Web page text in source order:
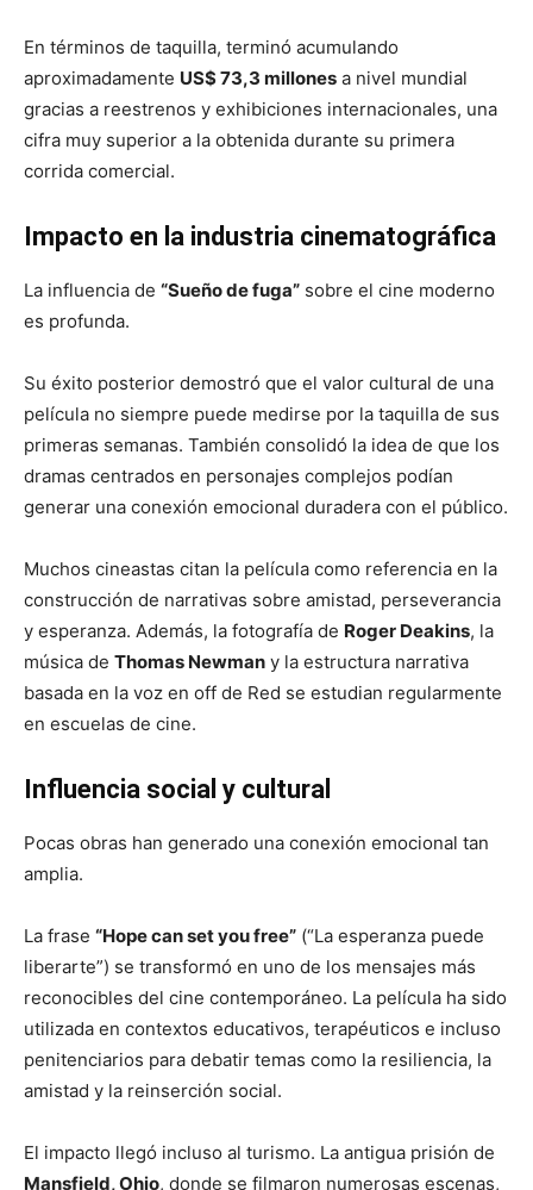
En términos de taquilla, terminó acumulando
aproximadamente US$ 73,3 millones a nivel mundial
gracias a reestrenos y exhibiciones internacionales, una
cifra muy superior a la obtenida durante su primera
corrida comercial.
Impacto en la industria cinematográfica
La influencia de “Sueño de fuga” sobre el cine moderno
es profunda.
Su éxito posterior demostró que el valor cultural de una
película no siempre puede medirse por la taquilla de sus
primeras semanas. También consolidó la idea de que los
dramas centrados en personajes complejos podían
generar una conexión emocional duradera con el público.
Muchos cineastas citan la película como referencia en la
construcción de narrativas sobre amistad, perseverancia
y esperanza. Además, la fotografía de Roger Deakins, la
música de Thomas Newman y la estructura narrativa
basada en la voz en off de Red se estudian regularmente
en escuelas de cine.
Influencia social y cultural
Pocas obras han generado una conexión emocional tan
amplia.
La frase “Hope can set you free” (“La esperanza puede
liberarte”) se transformó en uno de los mensajes más
reconocibles del cine contemporáneo. La película ha sido
utilizada en contextos educativos, terapéuticos e incluso
penitenciarios para debatir temas como la resiliencia, la
amistad y la reinserción social.
El impacto llegó incluso al turismo. La antigua prisión de
Mansfield, Ohio, donde se filmaron numerosas escenas,